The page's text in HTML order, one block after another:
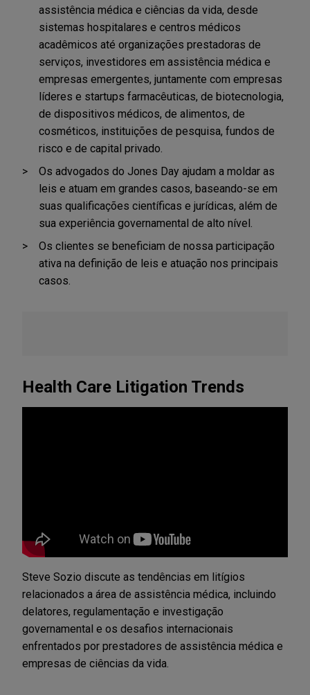
assistência médica e ciências da vida, desde
sistemas hospitalares e centros médicos
acadêmicos até organizações prestadoras de
serviços, investidores em assistência médica e
empresas emergentes, juntamente com empresas
líderes e startups farmacêuticas, de biotecnologia,
de dispositivos médicos, de alimentos, de
cosméticos, instituições de pesquisa, fundos de
risco e de capital privado.
Os advogados do Jones Day ajudam a moldar as
leis e atuam em grandes casos, baseando-se em
suas qualificações científicas e jurídicas, além de
sua experiência governamental de alto nível.
Os clientes se beneficiam de nossa participação
ativa na definição de leis e atuação nos principais
casos.
Health Care Litigation Trends
Steve Sozio discute as tendências em litígios
relacionados a área de assistência médica, incluindo
delatores, regulamentação e investigação
governamental e os desafios internacionais
enfrentados por prestadores de assistência médica e
empresas de ciências da vida.